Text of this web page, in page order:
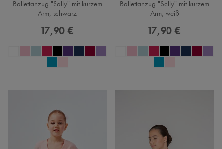
Ballettanzug "Sally" mit kurzem
Arm, schwarz
17,90 €
Ballettanzug "Sally" mit kurzem
Arm, weiß
17,90 €